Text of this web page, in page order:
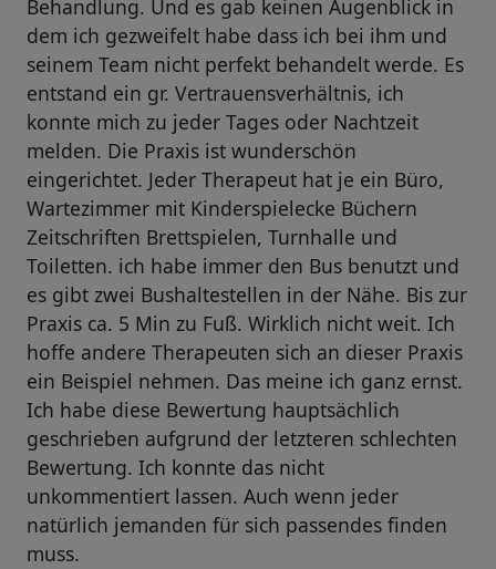
Behandlung. Und es gab keinen Augenblick in
dem ich gezweifelt habe dass ich bei ihm und
seinem Team nicht perfekt behandelt werde. Es
entstand ein gr. Vertrauensverhältnis, ich
konnte mich zu jeder Tages oder Nachtzeit
melden. Die Praxis ist wunderschön
eingerichtet. Jeder Therapeut hat je ein Büro,
Wartezimmer mit Kinderspielecke Büchern
Zeitschriften Brettspielen, Turnhalle und
Toiletten. ich habe immer den Bus benutzt und
es gibt zwei Bushaltestellen in der Nähe. Bis zur
Praxis ca. 5 Min zu Fuß. Wirklich nicht weit. Ich
hoffe andere Therapeuten sich an dieser Praxis
ein Beispiel nehmen. Das meine ich ganz ernst.
Ich habe diese Bewertung hauptsächlich
geschrieben aufgrund der letzteren schlechten
Bewertung. Ich konnte das nicht
unkommentiert lassen. Auch wenn jeder
natürlich jemanden für sich passendes finden
muss.